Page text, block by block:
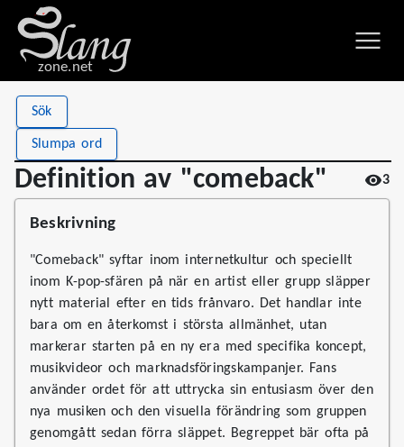
zone.net
Sök
Slumpa ord
Definition av "comeback" 3
Definition av "comeback"
Stat
Views
Definitions 1
Beskrivning
"Comeback" syftar inom internetkultur och speciellt
inom K-pop-sfären på när en artist eller grupp släpper
nytt material efter en tids frånvaro. Det handlar inte
bara om en återkomst i största allmänhet, utan
markerar starten på en ny era med specifika koncept,
musikvideor och marknadsföringskampanjer. Fans
använder ordet för att uttrycka sin entusiasm över den
nya musiken och den visuella förändring som gruppen
genomgått sedan förra släppet. Begreppet bär ofta på